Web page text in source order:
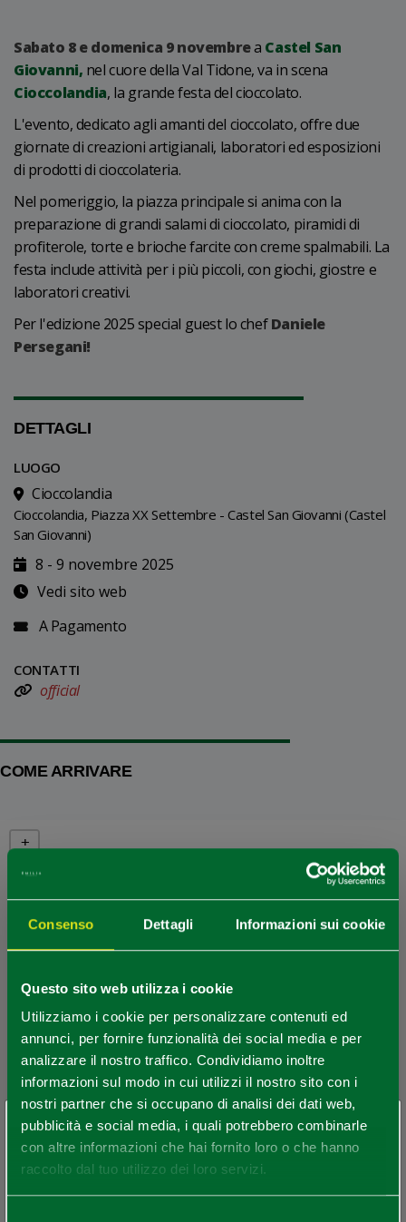
Consenso Dettagli Informazioni sui cookie
Questo sito web utilizza i cookie
Utilizziamo i cookie per personalizzare contenuti ed
annunci, per fornire funzionalità dei social media e per
analizzare il nostro traffico. Condividiamo inoltre
informazioni sul modo in cui utilizzi il nostro sito con i
nostri partner che si occupano di analisi dei dati web,
pubblicità e social media, i quali potrebbero combinarle
con altre informazioni che hai fornito loro o che hanno
raccolto dal tuo utilizzo dei loro servizi.
Sabato 8 e domenica 9 novembrea Castel San
Giovanni, nel cuore della Val Tidone, va in scena
Cioccolandia, la grande festa del cioccolato.
L'evento, dedicato agli amanti del cioccolato, offre due
giornate di creazioni artigianali, laboratori ed esposizioni
di prodotti di cioccolateria.
Nel pomeriggio, la piazza principale si anima con la
preparazione di grandi salami di cioccolato, piramidi di
profiterole, torte e brioche farcite con creme spalmabili. La
festa include attività per i più piccoli, con giochi, giostre e
laboratori creativi.
Per l'edizione 2025 special guest lo chefDaniele
Persegani!
DETTAGLI
LUOGO
Cioccolandia
Cioccolandia, Piazza XX Settembre - Castel San Giovanni (Castel
San Giovanni)
8 - 9 novembre 2025
Vedi sito web
A Pagamento
CONTATTI
official
COME ARRIVARE
+
−
×
Sei arrivato in ritardo...